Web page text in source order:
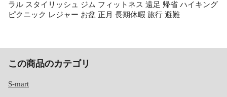
ラル スタイリッシュ ジム フィットネス 遠足 帰省 ハイキング
ピクニック レジャー お盆 正月 長期休暇 旅行 避難
この商品のカテゴリ
S-mart